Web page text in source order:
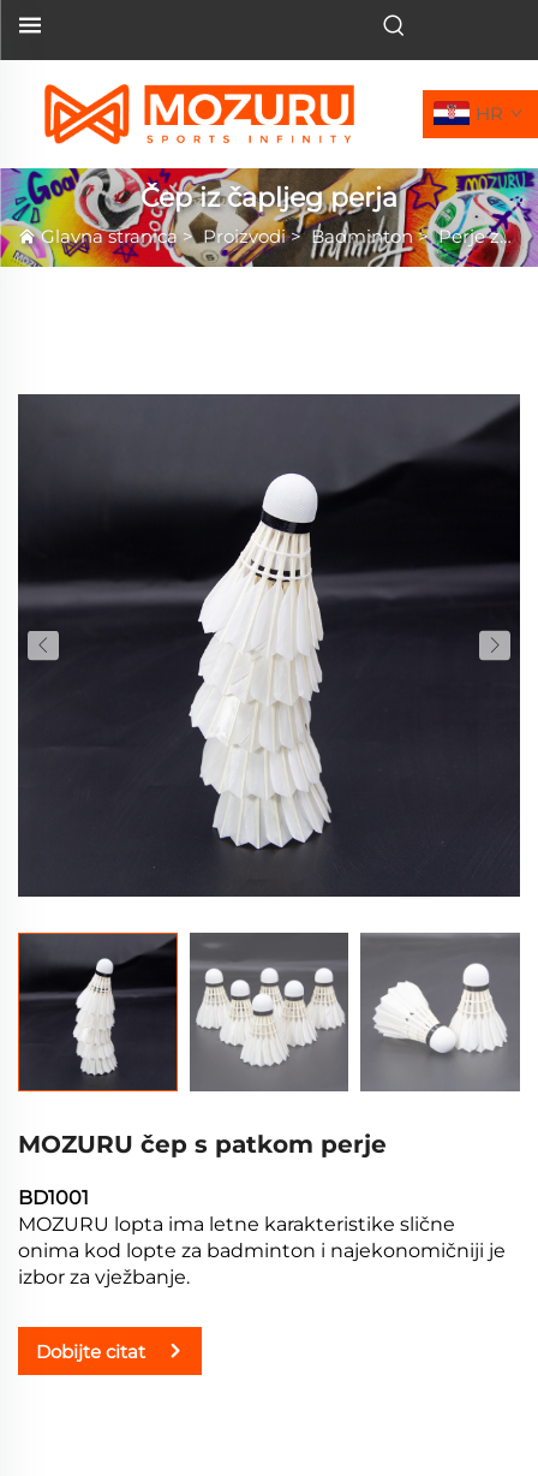
HR
Čep iz čapljeg perja
Glavna stranica>Proizvodi>Badminton>Perje za badminton
MOZURU čep s patkom perje
BD1001
MOZURU lopta ima letne karakteristike slične
onima kod lopte za badminton i najekonomičniji je
izbor za vježbanje.
Dobijte citat